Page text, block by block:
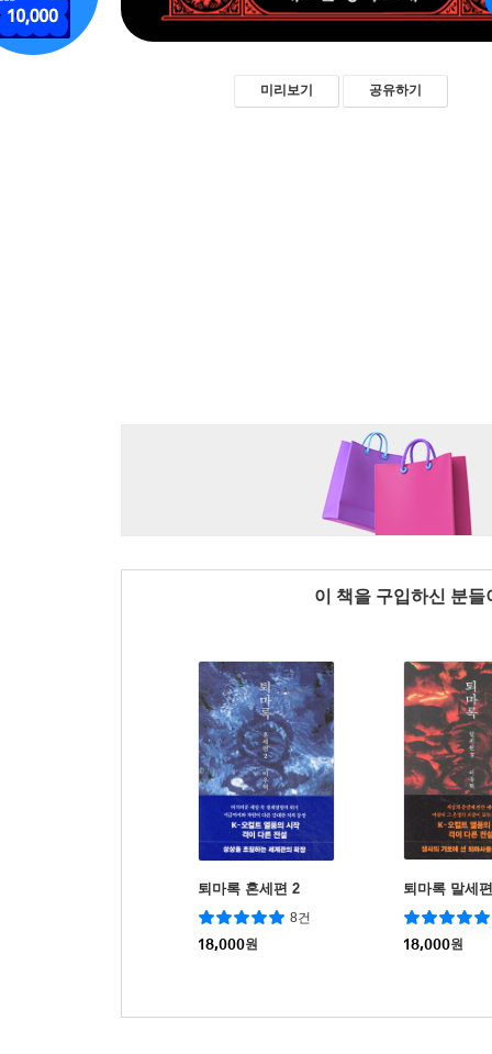
미리보기 공유하기
이 책을 구입하신 분
퇴마록 혼세편 2
8건
18,000원
퇴마록 말세
18,000원